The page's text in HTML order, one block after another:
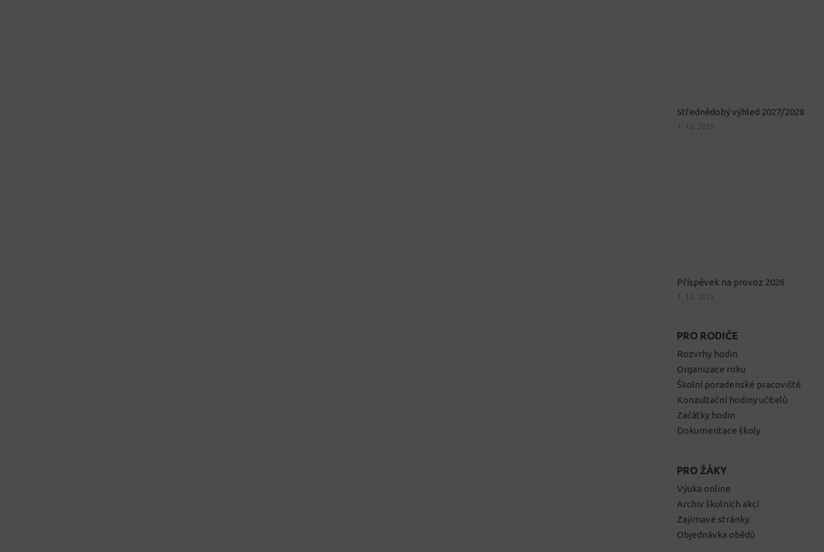
Střednědobý výhled 2027/2028
1. 12. 2025
Příspěvek na provoz 2026
1. 12. 2025
PRO RODIČE
Rozvrhy hodin
Organizace roku
Školní poradenské pracoviště
Konzultační hodiny učitelů
Začátky hodin
Dokumentace školy
PRO ŽÁKY
Výuka online
Archiv školních akcí
Zajímavé stránky
Objednávka obědů